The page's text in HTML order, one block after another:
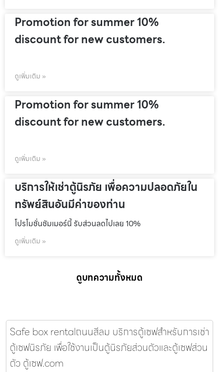
Promotion for summer 10%
discount for new customers.
ดูเพิ่มเติม »
Promotion for summer 10%
discount for new customers.
ดูเพิ่มเติม »
บริการให้เช่าตู้นิรภัย เพื่อความปลอดภัยใน
ทรัพย์สินอันมีค่าของท่าน
โปรโมชั่นชัมเมอร์นี้ รับส่วนลดไปเลย 10%
ดูเพิ่มเติม »
ดูบทความทั้งหมด
Safe box rentalถนนสีลม บริการตู้เซฟสำหรับการเช่า
ตู้เซฟนิรภัย เพื่อใช้งานเป็นตู้นิรภัยส่วนตัวและตู้เซฟส่วน
ตัว ตู้เซฟ.com